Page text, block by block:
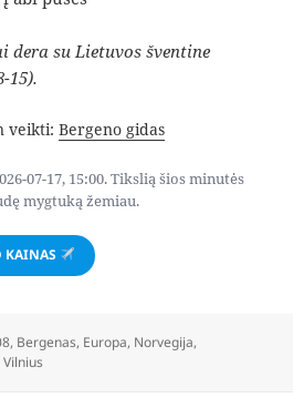
dera su Lietuvos šventine
15).
veikti:Bergeno gidas
07-17, 15:00. Tikslią šios minutės
mygtuką žemiau.
KAINAS
, Bergenas, Europa, Norvegija,
Vilnius